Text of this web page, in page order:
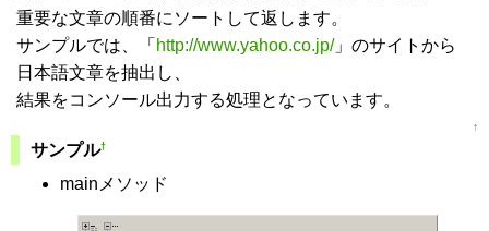
重要な文章の順番にソートして返します。
サンプルでは、「 http://www.yahoo.co.jp/」のサイトから
日本語文章を抽出し、
結果をコンソール出力する処理となっています。
↑
サンプル†
mainメソッド